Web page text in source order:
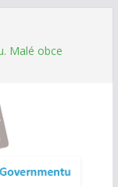
Malé obce
řízení
ICT
SMS ČR spouští